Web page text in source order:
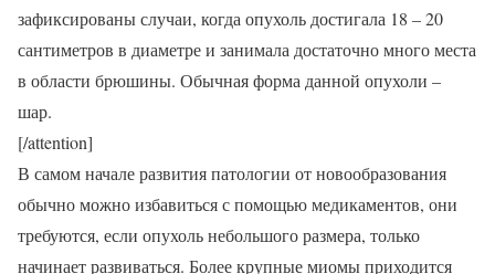
зафиксированы случаи, когда опухоль достигала 18 – 20
сантиметров в диаметре и занимала достаточно много места
в области брюшины. Обычная форма данной опухоли –
шар.
[/attention]
В самом начале развития патологии от новообразования
обычно можно избавиться с помощью медикаментов, они
требуются, если опухоль небольшого размера, только
начинает развиваться. Более крупные миомы приходится